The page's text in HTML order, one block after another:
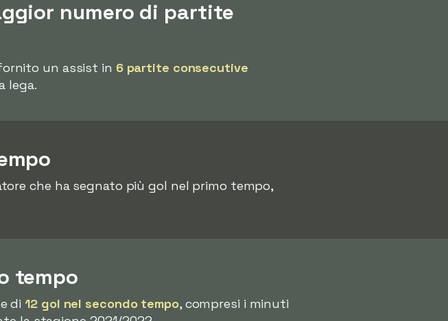
numero di partite
un assist in 6 partite consecutive
lega.
che ha segnato più gol nel primo tempo,
tempo
di12 gol nel secondo tempo, compresi i minuti